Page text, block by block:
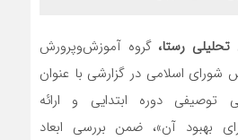
رستا، گروه آموزش‌وپرورش
اسلامی در گزارشی با عنوان
توصیفی دوره ابتدایی و ارائه
بهبود آن»، ضمن بررسی ابعاد